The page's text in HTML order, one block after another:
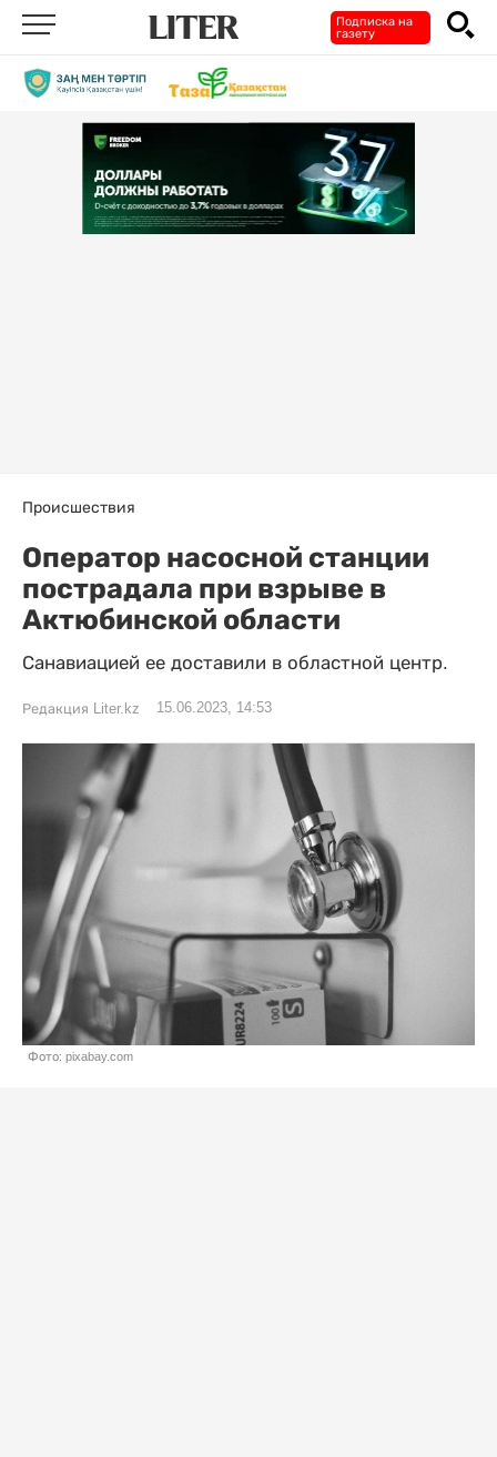
Подписка на
газету
Происшествия
Оператор насосной станции
пострадала при взрыве в
Актюбинской области
Санавиацией ее доставили в областной центр.
Редакция Liter.kz 15.06.2023, 14:53
Фото: pixabay.com